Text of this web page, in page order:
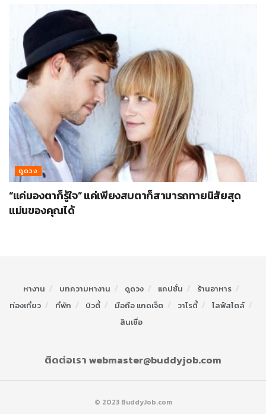
ดูดวง
“แค่มองตาก็รู้ใจ” แค่เพียงสบตาก็สามารถทายนิสัยสุด
แม่นของคุณได้
หางาน บทความหางาน ดูดวง แคปชั่น
ร้านอาหาร
ท่องเที่ยว
ที่พัก บิวตี้ มือถือ แกดเจ็ต วาไรตี้
ไลฟ์สไตล์
สินเชื่อ
ติดต่อเรา webmaster@buddyjob.com
© 2023 BuddyJob.com